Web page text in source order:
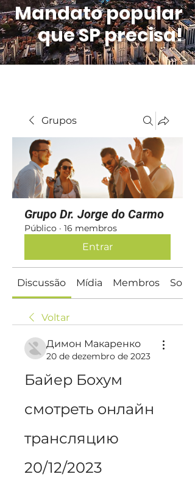
Mandato popular
que SP precisa!
Grupos
Grupo Dr. Jorge do Carmo
Público · 16 membros
Entrar
Discussão Mídia Membros Sobre
Voltar
Димон Макаренко
20 de dezembro de 2023
Байер Бохум
смотреть онлайн
трансляцию
20/12/2023